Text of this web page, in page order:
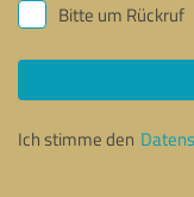
Bitte um Rückruf
Ich stimme den